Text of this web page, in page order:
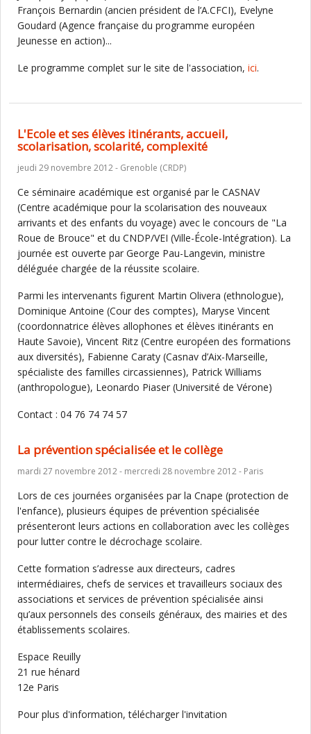
François Bernardin (ancien président de l’A.CFCI), Evelyne
Goudard (Agence française du programme européen
Jeunesse en action)...
Le programme complet sur le site de l'association, ici.
L'Ecole et ses élèves itinérants, accueil,
scolarisation, scolarité, complexité
jeudi 29 novembre 2012 - Grenoble (CRDP)
Ce séminaire académique est organisé par le CASNAV
(Centre académique pour la scolarisation des nouveaux
arrivants et des enfants du voyage) avec le concours de "La
Roue de Brouce" et du CNDP/VEI (Ville-École-Intégration). La
journée est ouverte par George Pau-Langevin, ministre
déléguée chargée de la réussite scolaire.
Parmi les intervenants figurent Martin Olivera (ethnologue),
Dominique Antoine (Cour des comptes), Maryse Vincent
(coordonnatrice élèves allophones et élèves itinérants en
Haute Savoie), Vincent Ritz (Centre européen des formations
aux diversités), Fabienne Caraty (Casnav d’Aix-Marseille,
spécialiste des familles circassiennes), Patrick Williams
(anthropologue), Leonardo Piaser (Université de Vérone)
Contact : 04 76 74 74 57
La prévention spécialisée et le collège
mardi 27 novembre 2012 - mercredi 28 novembre 2012 - Paris
Lors de ces journées organisées par la Cnape (protection de
l'enfance), plusieurs équipes de prévention spécialisée
présenteront leurs actions en collaboration avec les collèges
pour lutter contre le décrochage scolaire.
Cette formation s’adresse aux directeurs, cadres
intermédiaires, chefs de services et travailleurs sociaux des
associations et services de prévention spécialisée ainsi
qu’aux personnels des conseils généraux, des mairies et des
établissements scolaires.
Espace Reuilly
21 rue hénard
12e Paris
Pour plus d'information, télécharger l'invitation